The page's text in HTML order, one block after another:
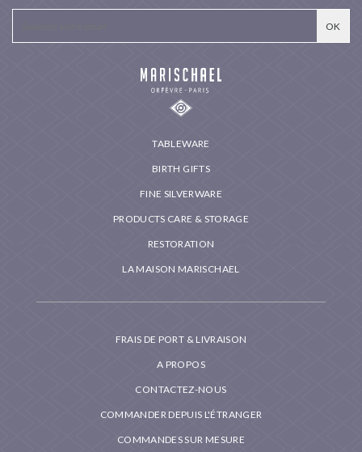
TABLEWARE
BIRTH GIFTS
FINE SILVERWARE
PRODUCTS CARE & STORAGE
RESTORATION
LA MAISON MARISCHAEL
FRAIS DE PORT & LIVRAISON
A PROPOS
CONTACTEZ-NOUS
COMMANDER DEPUIS L'ÉTRANGER
COMMANDES SUR MESURE